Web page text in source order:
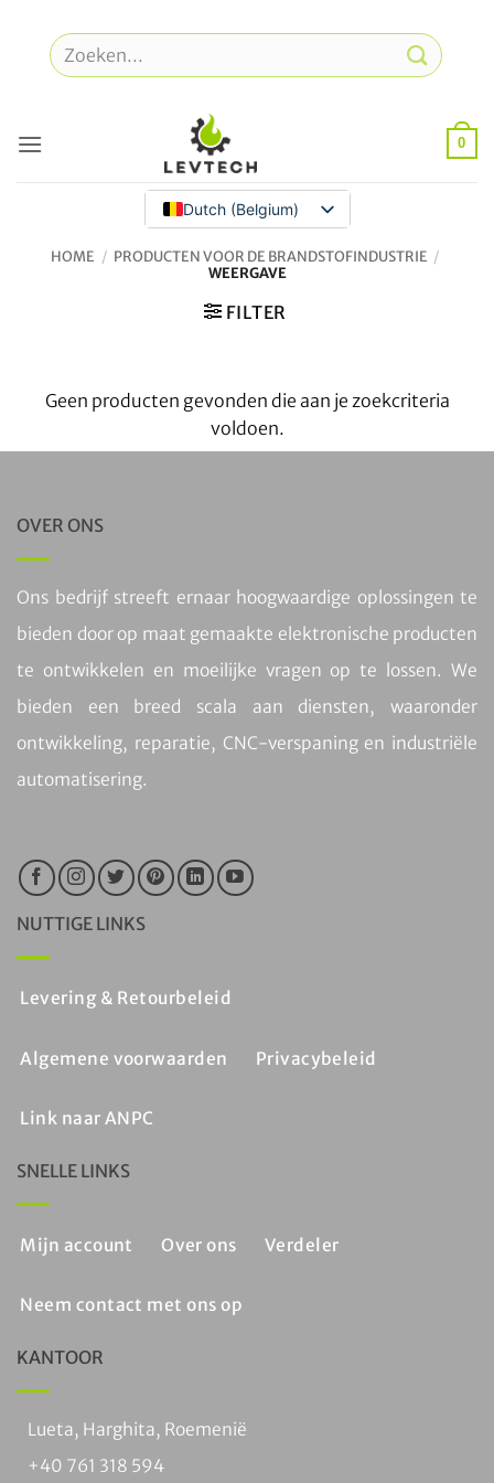
inhoud
Zoeken
naar:
0
Dutch (Belgium)
HOME / PRODUCTEN VOOR DE BRANDSTOFINDUSTRIE /
WEERGAVE
FILTER
Geen producten gevonden die aan je zoekcriteria
voldoen.
OVER ONS
Ons bedrijf streeft ernaar hoogwaardige oplossingen te
bieden door op maat gemaakte elektronische producten
te ontwikkelen en moeilijke vragen op te lossen. We
bieden een breed scala aan diensten, waaronder
ontwikkeling, reparatie, CNC-verspaning en industriële
automatisering.
NUTTIGE LINKS
Levering & Retourbeleid
Algemene voorwaarden Privacybeleid
Link naar ANPC
SNELLE LINKS
Mijn account Over ons Verdeler
Neem contact met ons op
KANTOOR
Lueta, Harghita, Roemenië
+40 761 318 594